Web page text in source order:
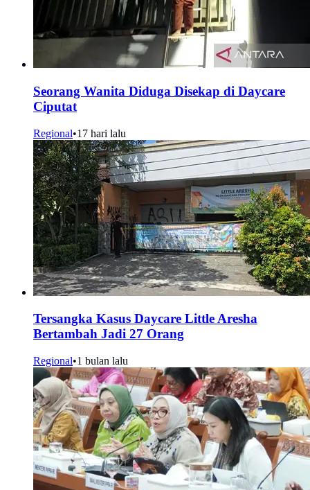
Seorang Wanita Diduga Disekap di Daycare
Ciputat
Regional•17 hari lalu
Tersangka Kasus Daycare Little Aresha
Bertambah Jadi 27 Orang
Regional•1 bulan lalu